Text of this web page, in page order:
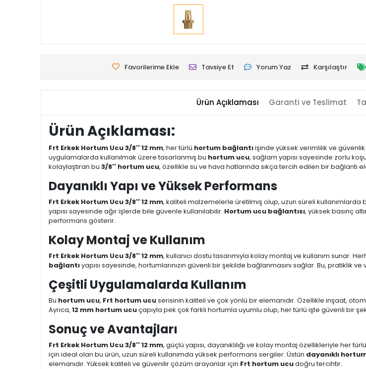
Favorilerime Ekle Tavsiye Et Yorum Yaz Karşılaştır
Ürün Açıklaması Garanti ve Teslimat
Ürün Açıklaması:
Frt Erkek Hortum Ucu 3/8'' 12 mm, her türlü hortum bağlantıişinde yüksek verimlilik ve
uygulamalarda kullanılmak üzere tasarlanmış bu hortum ucu, sağlam yapısı sayesinde zorlu
kolaylaştıran bu 3/8'' hortum ucu, özellikle su ve hava hatlarında sıkça tercih edilen bir bağlantı
Dayanıklı Yapı ve Yüksek Performans
Frt Erkek Hortum Ucu 3/8'' 12 mm, kaliteli malzemelerle üretilmiş olup, uzun süreli kullanımlarda
yapısı sayesinde ağır işlerde bile güvenle kullanılabilir. Hortum ucu bağlantısı, yüksek basınç
performans gösterir.
Kolay Montaj ve Kullanım
Frt Erkek Hortum Ucu 3/8'' 12 mm, kullanıcı dostu tasarımıyla kolay montaj ve kullanım sunar.
bağlantıyapısı sayesinde, hortumlarınızın güvenli bir şekilde bağlanmasını sağlar. Bu,
Çeşitli Uygulamalarda Kullanım
Bu hortum ucu, Frt hortum ucuserisinin kaliteli ve çok yönlü bir elemanıdır. Özellikle inşaat,
Ayrıca, 12 mm hortum ucuçapıyla pek çok farklı hortumla uyumlu olup, her türlü işte güvenli bir
Sonuç ve Avantajları
Frt Erkek Hortum Ucu 3/8'' 12 mm, güçlü yapısı, dayanıklılığı ve kolay montaj özellikleriyle her
için ideal olan bu ürün, uzun süreli kullanımda yüksek performans sergiler. Üstün dayanıklı
elemanıdır. Yüksek kaliteli ve güvenilir çözüm arayanlar için Frt hortum ucudoğru tercihtir.